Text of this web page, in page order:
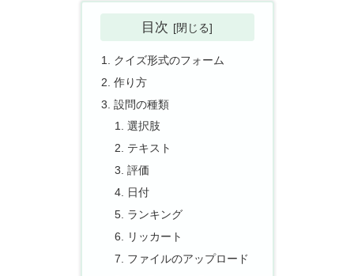
目次
クイズ形式のフォーム
作り方
設問の種類
選択肢
テキスト
評価
日付
ランキング
リッカート
ファイルのアップロード